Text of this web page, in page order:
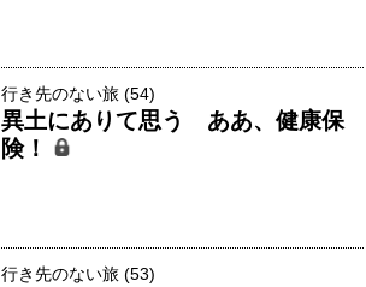
行き先のない旅 (54)
異土にありて思う ああ、健康保
険！
行き先のない旅 (53)